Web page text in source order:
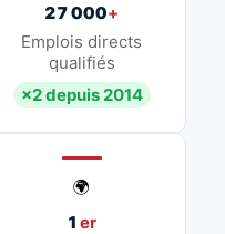
27 000+
Emplois directs
qualifiés
×2 depuis 2014
🌍
1 er